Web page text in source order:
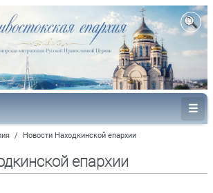
/ Новости Находкинской епархии
епархии